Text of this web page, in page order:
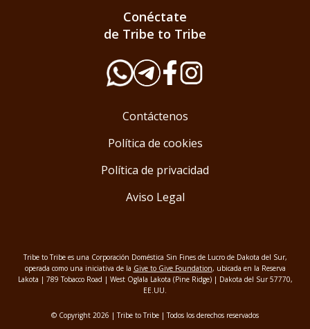
Conéctate
de Tribe to Tribe
Contáctenos
Política de cookies
Política de privacidad
Aviso Legal
Tribe to Tribe es una Corporación Doméstica Sin Fines de Lucro de Dakota del Sur,
operada como una iniciativa de la Give to Give Foundation, ubicada en la Reserva
Lakota | 789 Tobacco Road | West Oglala Lakota (Pine Ridge) | Dakota del Sur 57770,
EE.UU.
© Copyright 2026 | Tribe to Tribe | Todos los derechos reservados